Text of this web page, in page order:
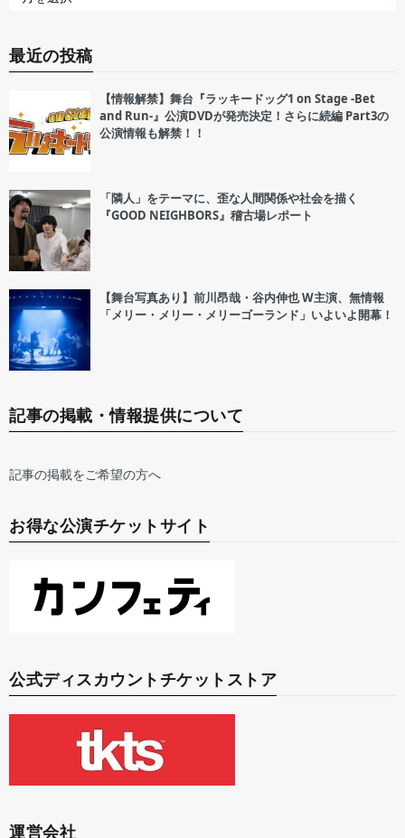
最近の投稿
【情報解禁】舞台『ラッキードッグ1 on Stage -Bet
and Run-』公演DVDが発売決定！さらに続編 Part3の
公演情報も解禁！！
「隣人」をテーマに、歪な人間関係や社会を描く
『GOOD NEIGHBORS』稽古場レポート
【舞台写真あり】前川昂哉・谷内伸也 W主演、無情報
「メリー・メリー・メリーゴーランド」いよいよ開幕！
記事の掲載・情報提供について
記事の掲載をご希望の方へ
お得な公演チケットサイト
公式ディスカウントチケットストア
運営会社